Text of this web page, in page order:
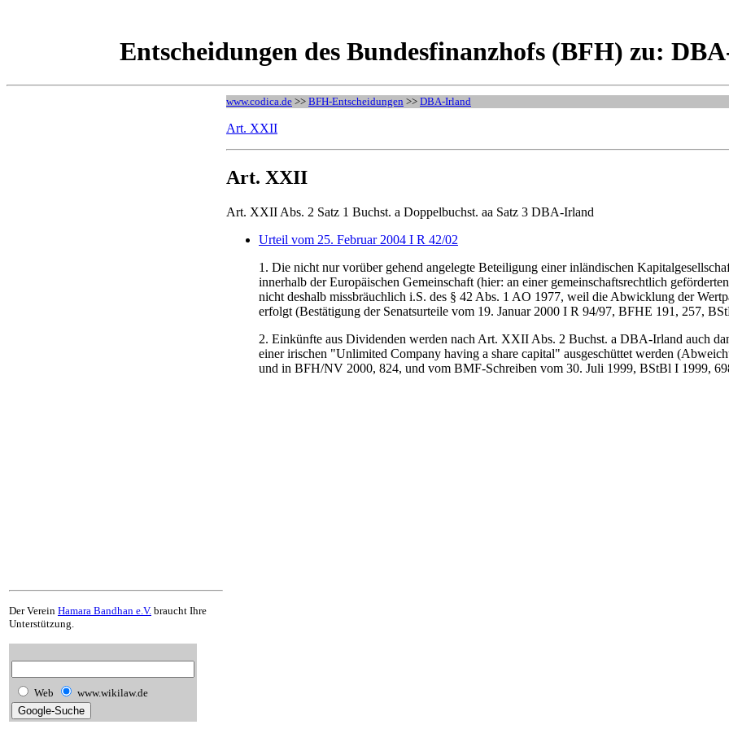
Entscheidungen des Bundesfinanzhofs (BFH) zu:
Der Verein Hamara Bandhan e.V. braucht Ihre
Unterstützung.
Web www.wikilaw.de
www.codica.de >> BFH-Entscheidungen >> DBA-Irland
Art. XXII
Art. XXII
Art. XXII Abs. 2 Satz 1 Buchst. a Doppelbuchst. aa Satz 3 DBA-Irland
Urteil vom 25. Februar 2004 I R 42/02
1. Die nicht nur vorüber gehend angelegte Beteiligung einer inländischen
innerhalb der Europäischen Gemeinschaft (hier: an einer gemeinschaftsrechtlich
nicht deshalb missbräuchlich i.S. des § 42 Abs. 1 AO 1977, weil die Abwicklung der
erfolgt (Bestätigung der Senatsurteile vom 19. Januar 2000 I R 94/97, BFHE 191, 257,
2. Einkünfte aus Dividenden werden nach Art. XXII Abs. 2 Buchst. a DBA-Irland auch
einer irischen "Unlimited Company having a share capital" ausgeschüttet werden
und in BFH/NV 2000, 824, und vom BMF-Schreiben vom 30. Juli 1999, BStBl I 1999,